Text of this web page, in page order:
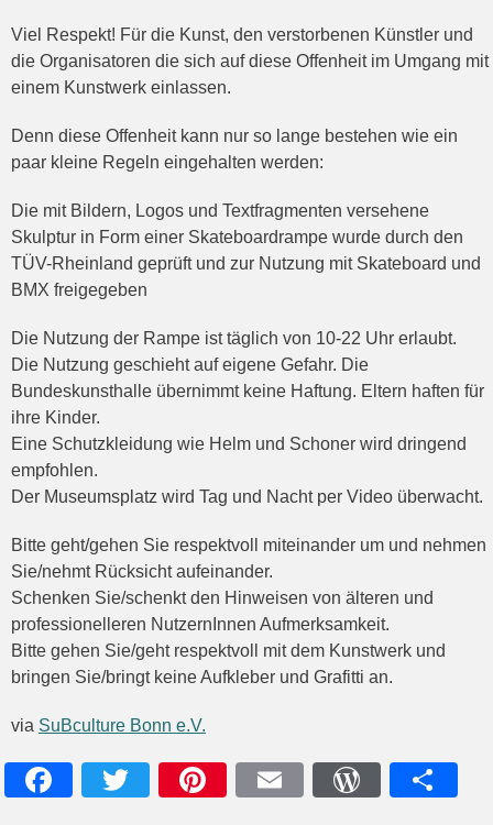
Viel Respekt! Für die Kunst, den verstorbenen Künstler und
die Organisatoren die sich auf diese Offenheit im Umgang mit
einem Kunstwerk einlassen.
Denn diese Offenheit kann nur so lange bestehen wie ein
paar kleine Regeln eingehalten werden:
Die mit Bildern, Logos und Textfragmenten versehene
Skulptur in Form einer Skateboardrampe wurde durch den
TÜV-Rheinland geprüft und zur Nutzung mit Skateboard und
BMX freigegeben
Die Nutzung der Rampe ist täglich von 10-22 Uhr erlaubt.
Die Nutzung geschieht auf eigene Gefahr. Die
Bundeskunsthalle übernimmt keine Haftung. Eltern haften für
ihre Kinder.
Eine Schutzkleidung wie Helm und Schoner wird dringend
empfohlen.
Der Museumsplatz wird Tag und Nacht per Video überwacht.
Bitte geht/gehen Sie respektvoll miteinander um und nehmen
Sie/nehmt Rücksicht aufeinander.
Schenken Sie/schenkt den Hinweisen von älteren und
professionelleren NutzernInnen Aufmerksamkeit.
Bitte gehen Sie/geht respektvoll mit dem Kunstwerk und
bringen Sie/bringt keine Aufkleber und Grafitti an.
via SuBculture Bonn e.V.